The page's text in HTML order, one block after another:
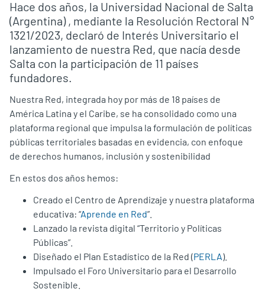
Hace dos años, la Universidad Nacional de Salta
(Argentina) , mediante la Resolución Rectoral N°
1321/2023, declaró de Interés Universitario el
lanzamiento de nuestra Red, que nacía desde
Salta con la participación de 11 países
fundadores.
Nuestra Red, integrada hoy por más de 18 países de
América Latina y el Caribe, se ha consolidado como una
plataforma regional que impulsa la formulación de políticas
públicas territoriales basadas en evidencia, con enfoque
de derechos humanos, inclusión y sostenibilidad
En estos dos años hemos:
Creado el Centro de Aprendizaje y nuestra plataforma
educativa: “Aprende en Red”.
Lanzado la revista digital “Territorio y Políticas
Públicas”.
Diseñado el Plan Estadístico de la Red (PERLA).
Impulsado el Foro Universitario para el Desarrollo
Sostenible.